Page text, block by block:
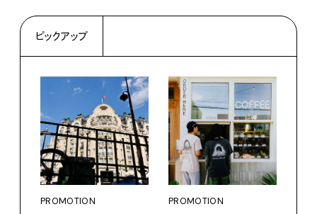
ピックアップ
PROMOTION PROMOTION